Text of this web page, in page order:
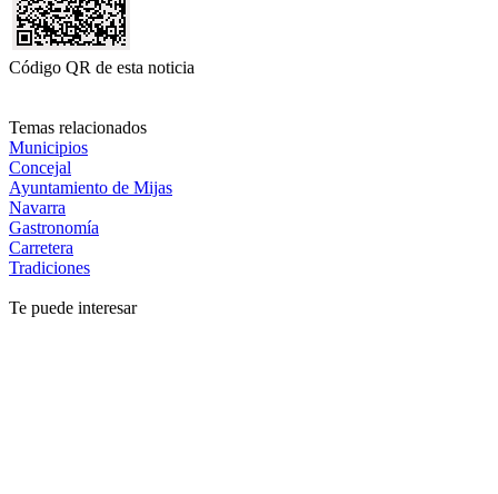
Código QR de esta noticia
Temas relacionados
Municipios
Concejal
Ayuntamiento de Mijas
Navarra
Gastronomía
Carretera
Tradiciones
Te puede interesar